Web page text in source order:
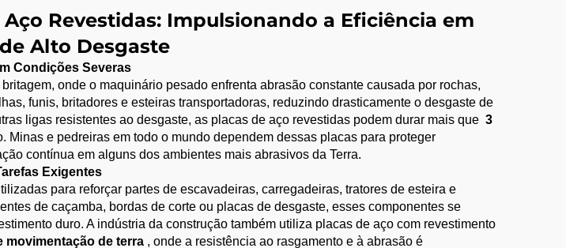
Revestidas: Impulsionando a Eficiência em
Alto Desgaste
Condições Severas
onde o maquinário pesado enfrenta abrasão constante causada por rochas,
funis, britadores e esteiras transportadoras, reduzindo drasticamente o desgaste de
ligas resistentes ao desgaste, as placas de aço revestidas podem durar mais que
​3
e pedreiras em todo o mundo dependem dessas placas para proteger
contínua em alguns dos ambientes mais abrasivos da Terra.
Exigentes​
para reforçar partes de escavadeiras, carregadeiras, tratores de esteira e
de caçamba, bordas de corte ou placas de desgaste, esses componentes se
duro. A indústria da construção também utiliza placas de aço com revestimento
movimentação de terra​ ​, onde a resistência ao rasgamento e à abrasão é